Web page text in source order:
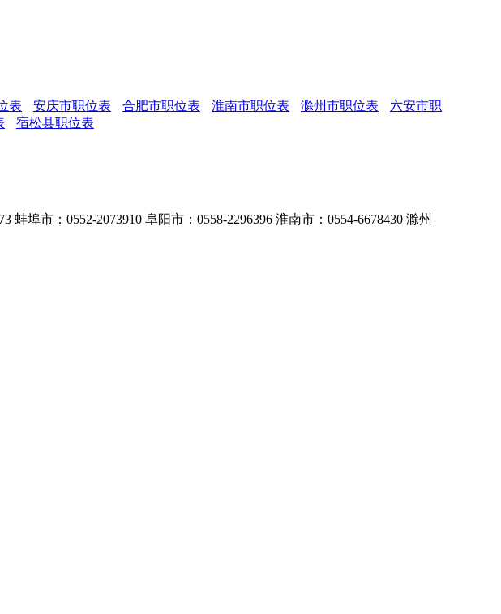
表 安庆市职位表 合肥市职位表 淮南市职位表 滁州市职位表
六安市职
宿松县职位表
蚌埠市：0552-2073910 阜阳市：0558-2296396 淮南市：0554-6678430 滁州